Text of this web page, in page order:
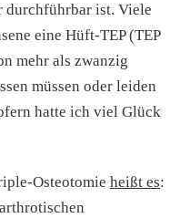
durchführbar ist. Viele
eine Hüft-TEP (TEP
mehr als zwanzig
müssen oder leiden
hatte ich viel Glück
Osteotomie heißt es: